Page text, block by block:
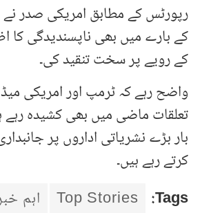
رپورٹس کے مطابق امریکی صدر
کے بارے میں بھی ناپسندیدگی کا
کے رویے پر سخت تنقید کی۔
واضح رہے کہ ٹرمپ اور امریکی
تعلقات ماضی میں بھی کشیدہ رہے
بار بڑے نشریاتی اداروں پر
کرتے رہے ہیں۔
Tags:
Top Stories
اہم